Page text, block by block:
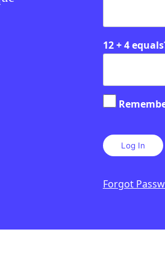
12 + 4
Forgot